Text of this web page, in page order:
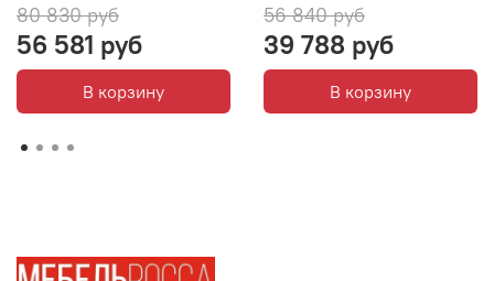
80 830 руб
56 581 руб
В корзину
56 840 руб
39 788 руб
В корзину